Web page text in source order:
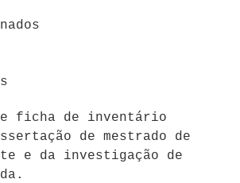
ficha de inventário
de mestrado de
e da investigação de